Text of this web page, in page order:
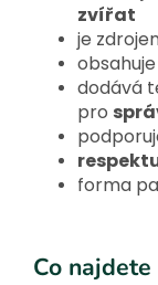
zvířat
je
obsahuje
dodává
pro
forma
Co